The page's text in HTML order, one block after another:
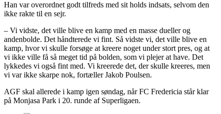
Han var overordnet godt tilfreds med sit holds indsats, selvom den
ikke rakte til en sejr.
– Vi vidste, det ville blive en kamp med en masse dueller og
andenbolde. Det håndterede vi fint. Så vidste vi, det ville blive en
kamp, hvor vi skulle forsøge at kreere noget under stort pres, og at
vi ikke ville få så meget tid på bolden, som vi plejer at have. Det
lykkedes vi også fint med. Vi kreerede det, der skulle kreeres, men
vi var ikke skarpe nok, fortæller Jakob Poulsen.
AGF skal allerede i kamp igen søndag, når FC Fredericia står klar
på Monjasa Park i 20. runde af Superligaen.